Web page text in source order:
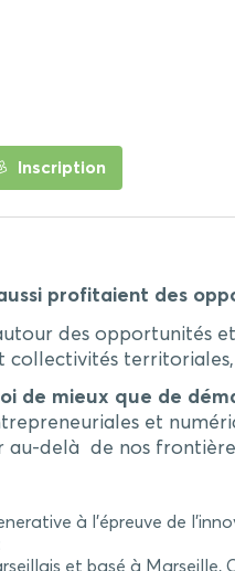
Inscription
profitaient des
des opportunités
collectivités territoriales,
de mieux que de
et
au-delà de nos
à l’épreuve de
et basé à Marseille,